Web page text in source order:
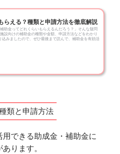
らえる？種類と申請方法を徹底解説
助金ってどれくらいもらえるんだろう？」そんな疑問
設向けの補助金の種類や金額、申請方法などをわかり
みましたので、ぜひ最後まで読んで、補助金を有効活
類と申請方法
できる助成金・補助金に
ります。